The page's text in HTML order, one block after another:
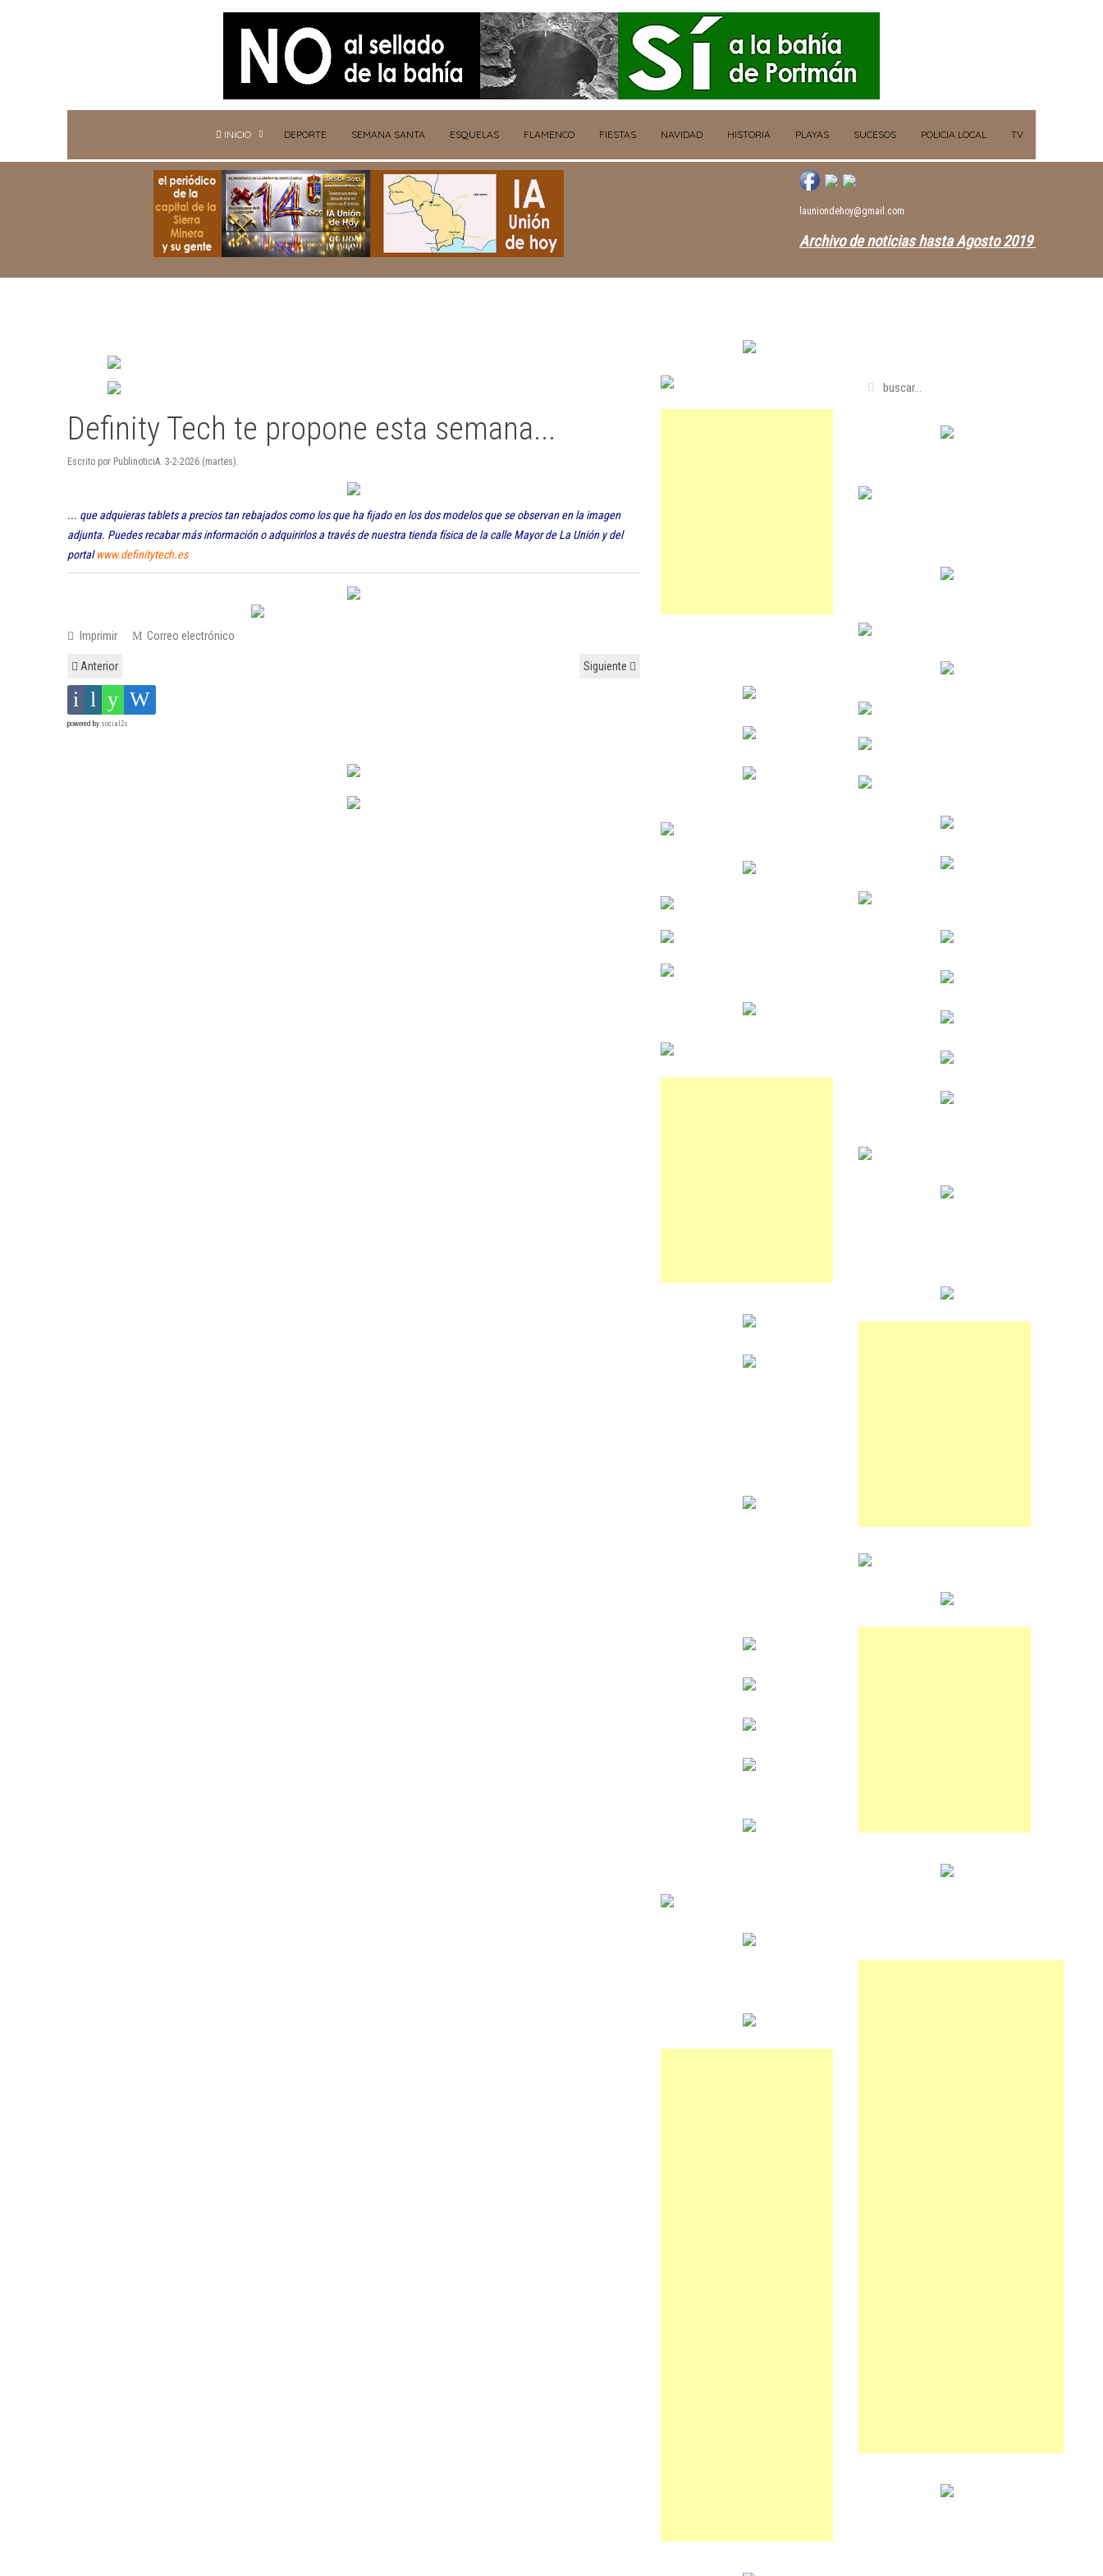
INICIO DEPORTE SEMANA SANTA ESQUELAS FLAMENCO FIESTAS NAVIDAD HISTORIA PLAYAS SUCESOS POLICIA LOCAL TV
launiondehoy@gmail.com
Archivo de noticias hasta Agosto 2019
Definity Tech te propone esta semana...
Escrito por PublinoticiA. 3-2-2026 (martes).
... que adquieras tablets a precios tan rebajados como los que ha fijado en los dos modelos que se observan en la imagen
adjunta. Puedes recabar más información o adquirirlos a través de nuestra tienda física de la calle Mayor de La Unión y del
portalwww.definitytech.es
Imprimir Correo electrónico
Anterior Siguiente
powered by social2s